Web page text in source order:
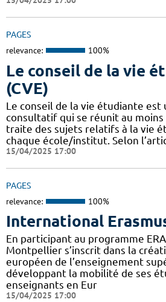
PAGES
relevance: 100%
Le conseil de la vie
(CVE)
Le conseil de la vie étudiante est
consultatif qui se réunit au moins
traite des sujets relatifs à la vie
chaque école/institut. Selon
15/04/2025 17:00
PAGES
relevance: 100%
International
En participant au programme
Montpellier s’inscrit dans la
européen de l’enseignement
développant la mobilité de ses
enseignants en Eur
15/04/2025 17:00